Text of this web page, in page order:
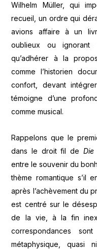
Wilhelm Müller, qui
recueil, un ordre qui
avions affaire à un
oublieux ou ignorant
qu’adhérer à la
comme l’historien
confort, devant
témoigne d’une
comme musical.
Rappelons que le
dans le droit fil de Die
entre le souvenir du
thème romantique s’il
après l’achèvement du
est centré sur le
de la vie, à la fin
correspondances
métaphysique, quasi